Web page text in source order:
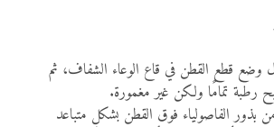
وضع قطع القطن في قاع الوعاء الشفاف، ثم
رطبة تمامًا ولكن غير مغمورة.
الفاصولياء فوق القطن بشكل متباعد